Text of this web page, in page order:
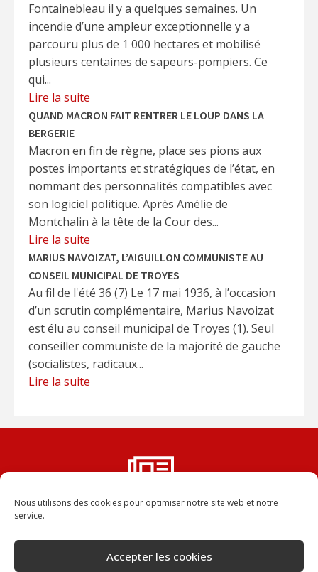
Nous utilisons des cookies pour optimiser notre site web et notre
service.
Accepter les cookies
Fontainebleau il y a quelques semaines. Un
incendie d’une ampleur exceptionnelle y a
parcouru plus de 1 000 hectares et mobilisé
plusieurs centaines de sapeurs-pompiers. Ce
qui...
Lire la suite
QUAND MACRON FAIT RENTRER LE LOUP DANS LA
BERGERIE
Macron en fin de règne, place ses pions aux
postes importants et stratégiques de l’état, en
nommant des personnalités compatibles avec
son logiciel politique. Après Amélie de
Montchalin à la tête de la Cour des...
Lire la suite
MARIUS NAVOIZAT, L’AIGUILLON COMMUNISTE AU
CONSEIL MUNICIPAL DE TROYES
Au fil de l'été 36 (7) Le 17 mai 1936, à l’occasion
d’un scrutin complémentaire, Marius Navoizat
est élu au conseil municipal de Troyes (1). Seul
conseiller communiste de la majorité de gauche
(socialistes, radicaux...
Lire la suite
Vous ne voulez rater aucun
dans votre boîte aux lettres.